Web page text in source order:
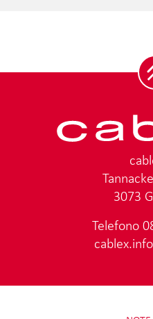
3073
Telefono